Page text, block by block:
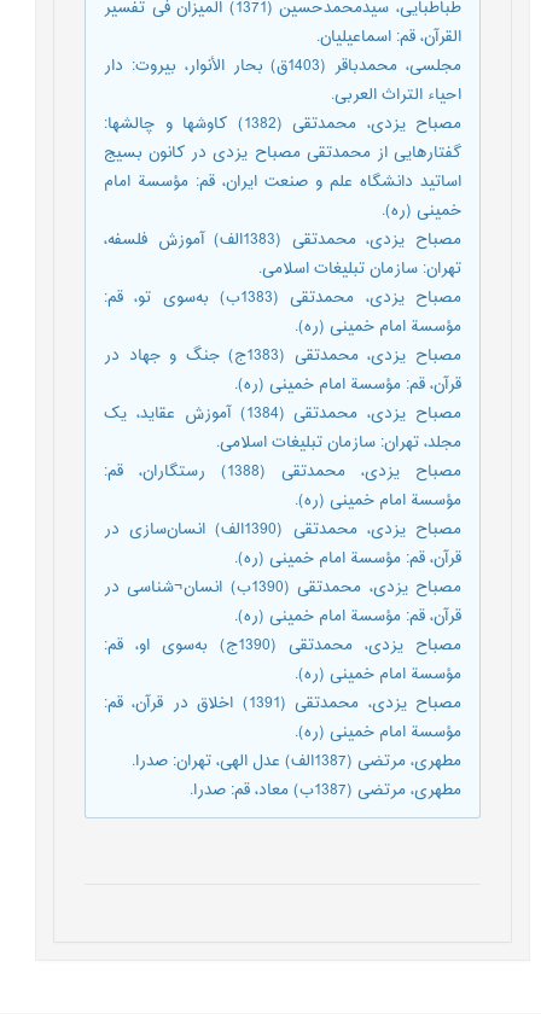
طباطبايى، سیدمحمدحسين (1371) الميزان فی تفسير
القرآن‏، قم: اسماعیلیان.
مجلسى، محمدباقر (1403ق) بحار الأنوار، بیروت: دار
احیاء التراث العربی.
مصباح یزدی، محمدتقی (1382) کاوشها و چالشها:
گفتارهایی از محمدتقی مصباح یزدی در کانون بسیج
اساتید دانشگاه علم و صنعت ایران، قم: مؤسسة امام
خمینی (ره).
مصباح یزدی، محمدتقی (1383الف) آموزش فلسفه،
تهران: سازمان تبلیغات اسلامی.
مصباح یزدی، محمدتقی (1383ب) به‌سوی تو، قم:
مؤسسة امام خمینی (ره).
مصباح یزدی، محمدتقی (1383ج) جنگ و جهاد در
قرآن، قم: مؤسسة امام خمینی (ره).
مصباح یزدی، محمدتقی (1384) آموزش عقاید، یک
مجلد، تهران: سازمان تبلیغات اسلامی.
مصباح یزدی، محمدتقی (1388) رستگاران، قم:
مؤسسة امام خمینی (ره).
مصباح یزدی، محمدتقی (1390الف) انسان‌سازی در
قرآن، قم: مؤسسة امام خمینی (ره).
مصباح یزدی، محمدتقی (1390ب) انسان¬شناسی در
قرآن، قم: مؤسسة امام خمینی (ره).
مصباح یزدی، محمدتقی (1390ج) به‌سوی او، قم:
مؤسسة امام خمینی (ره).
مصباح یزدی، محمدتقی (1391) اخلاق در قرآن، قم:
مؤسسة امام خمینی (ره).
مطهری، مرتضی (1387الف) عدل الهی، تهران: صدرا.
مطهری، مرتضی (1387ب) معاد، قم: صدرا.